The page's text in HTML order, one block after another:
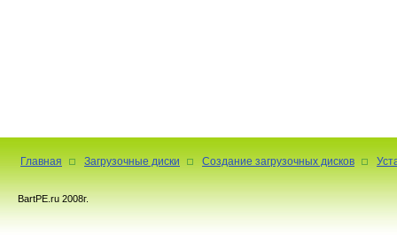
Главная Загрузочные диски Создание загрузочных дисков
BartPE.ru 2008г.